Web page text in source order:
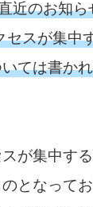
近のお知
セスが集中
ては書か
が集中す
となって